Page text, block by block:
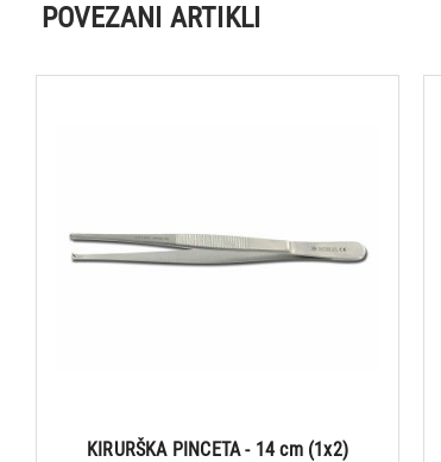
POVEZANI ARTIKLI
KIRURŠKA PINCETA - 14 cm (1x2)